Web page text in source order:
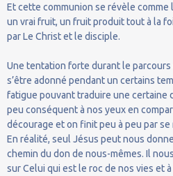
Et cette communion se révèle
un vrai fruit, un fruit produit tout à la
par Le Christ et le disciple.
Une tentation forte durant le parcours
s’être adonné pendant un certains
fatigue pouvant traduire une certaine
peu conséquent à nos yeux en
décourage et on finit peu à peu par se
En réalité, seul Jésus peut nous
chemin du don de nous-mêmes. Il
sur Celui qui est le roc de nos vies et